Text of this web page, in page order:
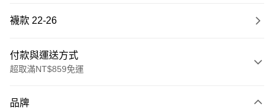
襪款 22-26
付款與運送方式
超取滿NT$859免運
品牌